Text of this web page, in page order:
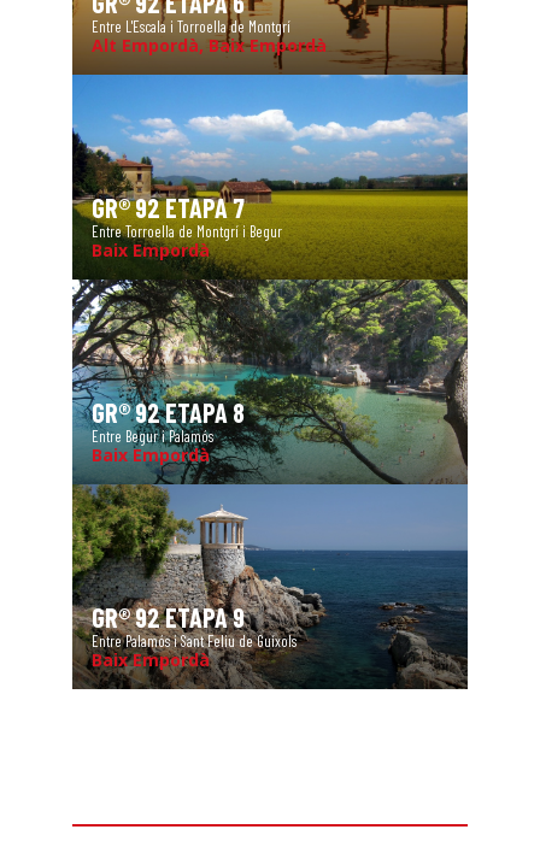
Entre L'Escala i Torroella de Montgrí
Alt Empordà, Baix Empordà
GR® 92 ETAPA 7
Entre Torroella de Montgrí i Begur
Baix Empordà
GR® 92 ETAPA 8
Entre Begur i Palamós
Baix Empordà
GR® 92 ETAPA 9
Entre Palamós i Sant Feliu de Guíxols
Baix Empordà